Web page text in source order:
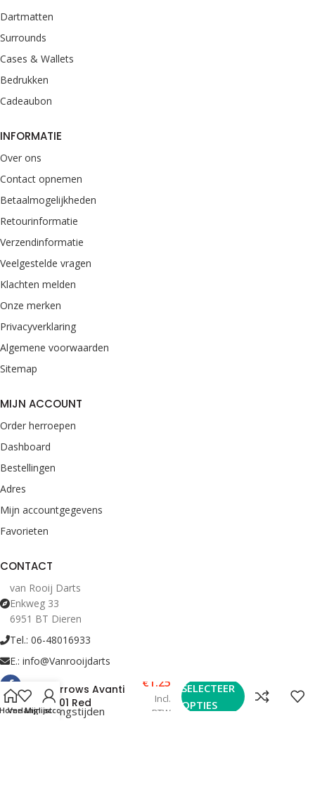
Dartmatten
Surrounds
Cases & Wallets
Bedrukken
Cadeaubon
INFORMATIE
Over ons
Contact opnemen
Betaalmogelijkheden
Retourinformatie
Verzendinformatie
Veelgestelde vragen
Klachten melden
Onze merken
Privacyverklaring
Algemene voorwaarden
Sitemap
MIJN ACCOUNT
Order herroepen
Dashboard
Bestellingen
Adres
Mijn accountgegevens
Favorieten
CONTACT
van Rooij Darts
Enkweg 33
6951 BT Dieren
Tel.: 06-48016933
E.: info@Vanrooijdarts
Bekijk Openingstijden
Harrows Avanti
7401 Red
€ 1.25
Incl.
BTW
SELECTEER
OPTIES
Verlanglijst
Mijn account